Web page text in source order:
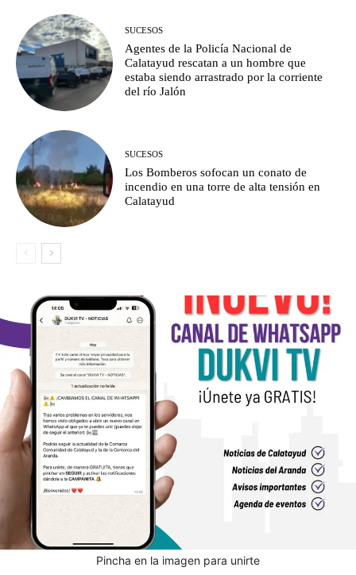
SUCESOS
Agentes de la Policía Nacional de
Calatayud rescatan a un hombre que
estaba siendo arrastrado por la corriente
del río Jalón
SUCESOS
Los Bomberos sofocan un conato de
incendio en una torre de alta tensión en
Calatayud
Pincha en la imagen para unirte